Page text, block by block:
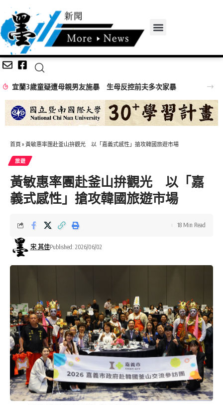
宜蘭3歲童疑遭母親男友施暴 生母反控前夫多次家暴
首頁 » 黃敏惠率團赴釜山拚觀光 以「嘉義式感性」搶攻韓國旅遊市場
旅遊
黃敏惠率團赴釜山拚觀光 以「嘉
義式感性」搶攻韓國旅遊市場
宋 其佳Published: 2026/06/02
18 Min Read